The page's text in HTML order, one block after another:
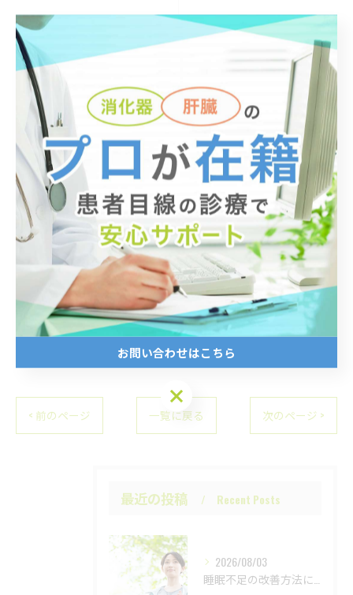
まとめ
有酸素運動と無酸素運動を組み合わせるとダイエット効
果が高いです。
「ウォーキングとスクワット」「水泳と重めのダンベ
ル」といったように組み合わせてみてくださいね。
大阪府高槻市にある「医療法人晴聖会 天神田中内科クリ
ニック」では糖尿病や高血圧、ウイルス性肝炎、脂肪肝
などの治療を行なっております。
専門医による早期の診療計画を立てられますので、「最
近なんだか調子が悪い…」というかたは、ぜひお気軽に
ご来院ください。
< 前のページ 一覧に戻る 次のページ >
最近の投稿 Recent Posts
2026/08/03
お問い合わせはこちら
お問い合わせはこちら